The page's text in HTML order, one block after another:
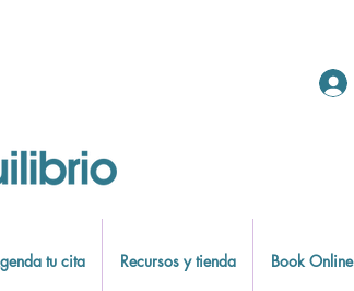
tu cita Recursos y tienda Book Online